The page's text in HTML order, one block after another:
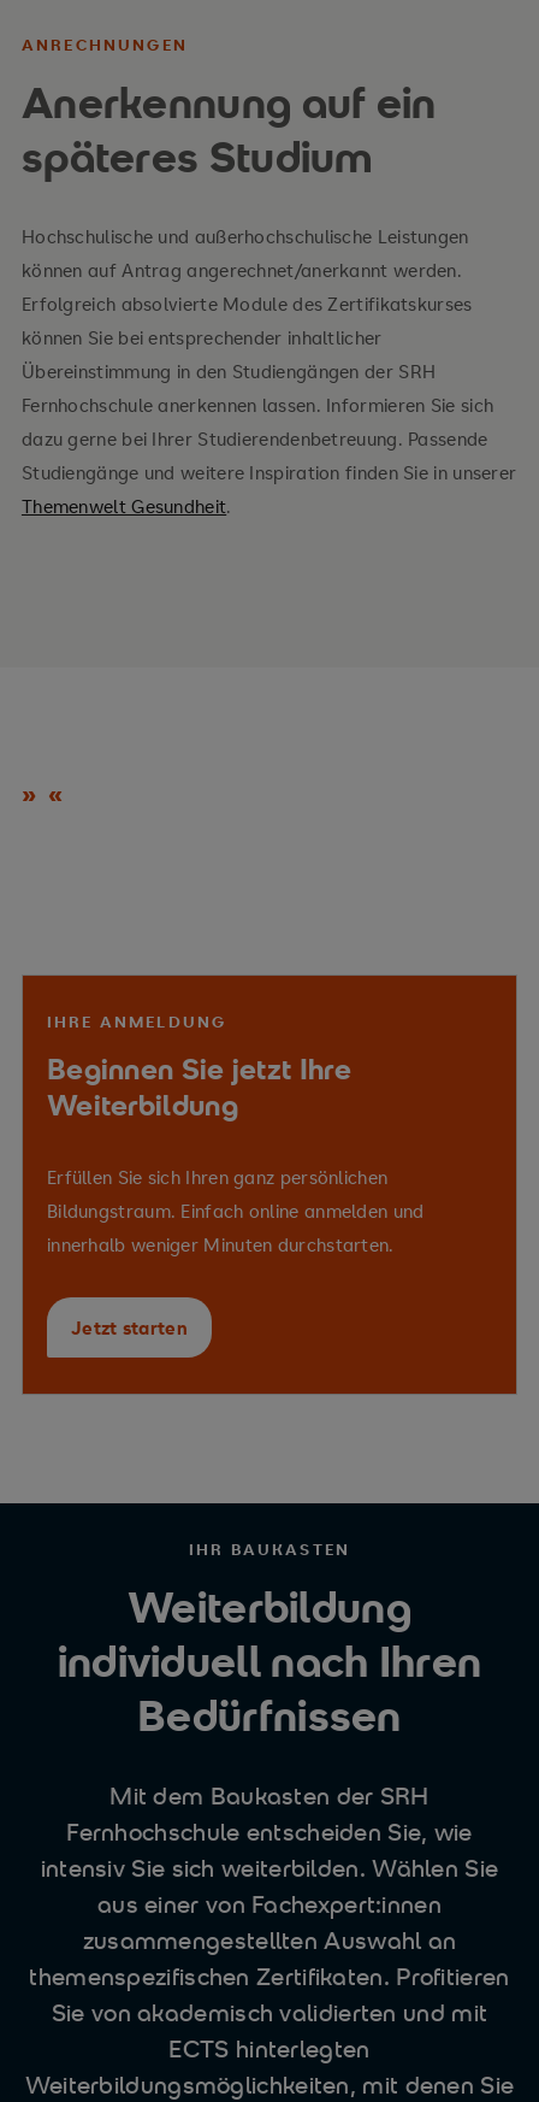
ANRECHNUNGEN
Anerkennung auf ein
späteres Studium
Hochschulische und außerhochschulische Leistungen
können auf Antrag angerechnet/anerkannt werden.
Erfolgreich absolvierte Module des Zertifikatskurses
können Sie bei entsprechender inhaltlicher
Übereinstimmung in den Studiengängen der SRH
Fernhochschule anerkennen lassen. Informieren Sie sich
dazu gerne bei Ihrer Studierendenbetreuung. Passende
Studiengänge und weitere Inspiration finden Sie in unserer
Themenwelt Gesundheit.
IHRE ANMELDUNG
Beginnen Sie jetzt Ihre
Weiterbildung
Erfüllen Sie sich Ihren ganz persönlichen
Bildungstraum. Einfach online anmelden und
innerhalb weniger Minuten durchstarten.
Jetzt starten
IHR BAUKASTEN
Weiterbildung
individuell nach Ihren
Bedürfnissen
Mit dem Baukasten der SRH
Fernhochschule entscheiden Sie, wie
intensiv Sie sich weiterbilden. Wählen Sie
aus einer von Fachexpert:innen
zusammengestellten Auswahl an
themenspezifischen Zertifikaten. Profitieren
Sie von akademisch validierten und mit
ECTS hinterlegten
Weiterbildungsmöglichkeiten, mit denen Sie